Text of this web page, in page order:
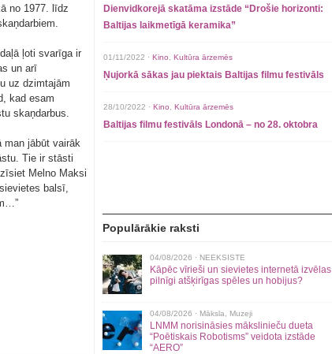
no 1977. līdz
ļoti svarīga ir
un arī
uz dzimtajām
kad esam
skaņdarbus.
man jābūt vairāk
Tie ir stāsti
Melno Maksi
balsī,
Dienvidkorejā skatāma izstāde “Drošie horizonti:
Baltijas laikmetīgā keramika”
01/11/2022 · Kino Kultūra ārzemēs
Ņujorkā sākas jau piektais Baltijas filmu festivāls
28/10/2022 · Kino Kultūra ārzemēs
Baltijas filmu festivāls Londonā – no 28. oktobra
Populārākie raksti
04/08/2026 · NEEKSISTE
Kāpēc vīrieši un sievietes internetā izvēlas
pilnīgi atšķirīgas spēles un hobijus?
04/08/2026 · Māksla Muzeji
LNMM norisināsies mākslinieču dueta
“Poētiskais Robotisms” veidota izstāde
“AERO”